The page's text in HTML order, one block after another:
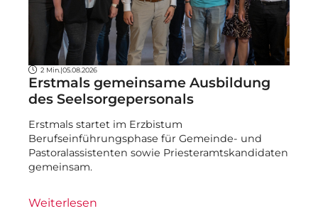
2 Min. |05.08.2026
Erstmals gemeinsame Ausbildung
des Seelsorgepersonals
Erstmals startet im Erzbistum
Berufseinführungsphase für Gemeinde- und
Pastoralassistenten sowie Priesteramtskandidaten
gemeinsam.
Weiterlesen